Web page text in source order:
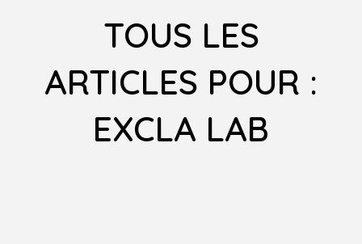
TOUS LES
ARTICLES POUR :
EXCLA LAB